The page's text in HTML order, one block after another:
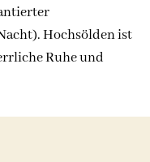
Hochsölden ist
Ruhe und